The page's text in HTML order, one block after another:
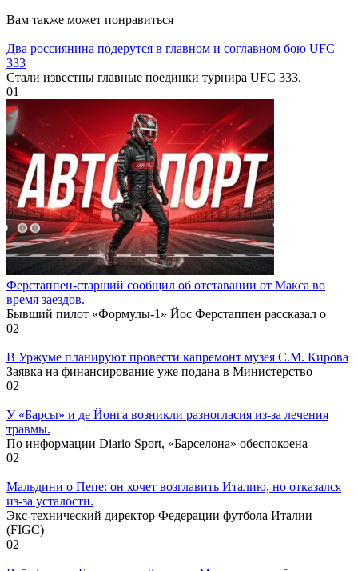
Вам также может понравиться
Два россиянина подерутся в главном и соглавном бою UFC
333
Стали известны главные поединки турнира UFC 333.
01
Ферстаппен-старший сообщил об отставании от Макса во
время заездов.
Бывший пилот «Формулы-1» Йос Ферстаппен рассказал о
02
В Уржуме планируют провести капремонт музея С.М. Кирова
Заявка на финансирование уже подана в Министерство
02
У «Барсы» и де Йонга возникли разногласия из-за лечения
травмы.
По информации Diario Sport, «Барселона» обеспокоена
02
Мальдини о Пепе: он хочет возглавить Италию, но отказался
из-за усталости.
Экс-технический директор Федерации футбола Италии
(FIGC)
02